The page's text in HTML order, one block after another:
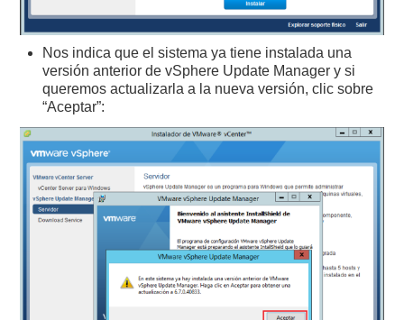
Nos indica que el sistema ya tiene instalada una
versión anterior de vSphere Update Manager y si
queremos actualizarla a la nueva versión, clic sobre
“Aceptar”: